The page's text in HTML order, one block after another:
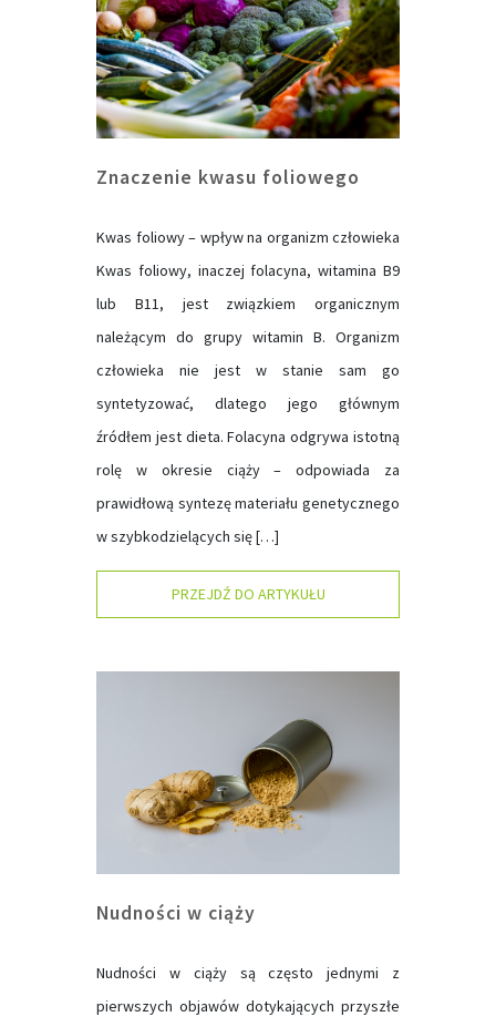
Znaczenie kwasu foliowego
Kwas foliowy – wpływ na organizm człowieka
Kwas foliowy, inaczej folacyna, witamina B9
lub B11, jest związkiem organicznym
należącym do grupy witamin B. Organizm
człowieka nie jest w stanie sam go
syntetyzować, dlatego jego głównym
źródłem jest dieta. Folacyna odgrywa istotną
rolę w okresie ciąży – odpowiada za
prawidłową syntezę materiału genetycznego
w szybkodzielących się […]
PRZEJDŹ DO ARTYKUŁU
Nudności w ciąży
Nudności w ciąży są często jednymi z
pierwszych objawów dotykających przyszłe